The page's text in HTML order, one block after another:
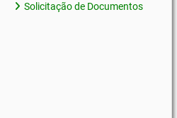
Solicitação de Documentos